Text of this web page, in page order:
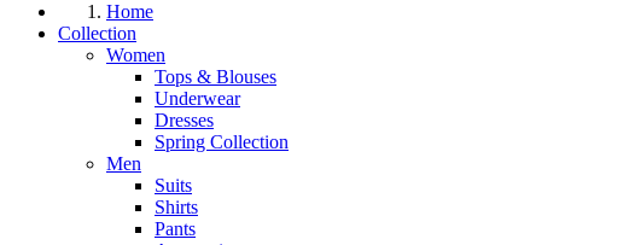
Home
Collection
Women
Tops & Blouses
Underwear
Dresses
Spring Collection
Men
Suits
Shirts
Pants